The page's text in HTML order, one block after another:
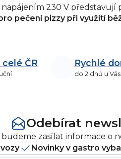
napájením 230 V
pečení pizzy při využití
celé ČR Rychlé
do 2 dnů u Vás
Odebírat
budeme zasílat informace o
Novinky v gastro